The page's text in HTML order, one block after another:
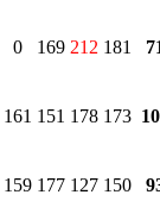
0 169 212 181
161 151 178 173
159 177 127 150